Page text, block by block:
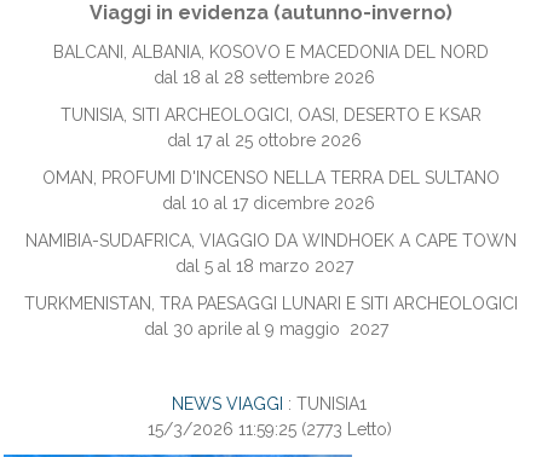
Viaggi in evidenza (autunno-inverno)
BALCANI, ALBANIA, KOSOVO E MACEDONIA DEL NORD
dal 18 al 28 settembre 2026
TUNISIA, SITI ARCHEOLOGICI, OASI, DESERTO E KSAR
dal 17 al 25 ottobre 2026
OMAN, PROFUMI D'INCENSO NELLA TERRA DEL SULTANO
dal 10 al 17 dicembre 2026
NAMIBIA-SUDAFRICA, VIAGGIO DA WINDHOEK A CAPE TOWN
dal 5 al 18 marzo 2027
TURKMENISTAN, TRA PAESAGGI LUNARI E SITI ARCHEOLOGICI
dal 30 aprile al 9 maggio 2027
NEWS VIAGGI : TUNISIA1
15/3/2026 11:59:25(2773 Letto)